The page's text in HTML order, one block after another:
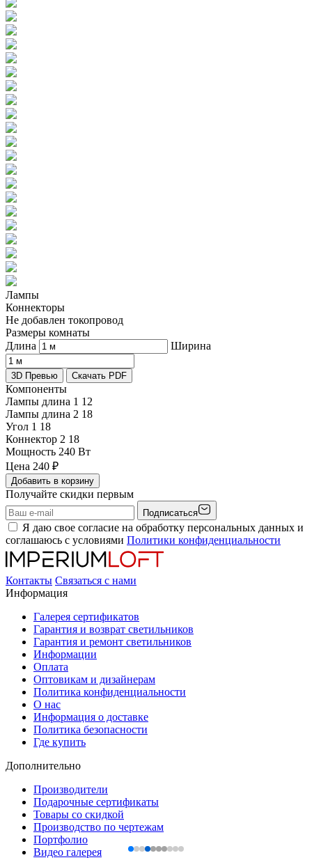
Лампы
Коннекторы
Не добавлен токопровод
Размеры комнаты
Длина
Ширина
3D Превью Скачать PDF
Компоненты
Лампы длина 1 12
Лампы длина 2 18
Угол 1 18
Коннектор 2 18
Мощность 240 Вт
Цена 240 ₽
Добавить в корзину
Получайте скидки первым
Подписаться
Я даю свое согласие на обработку персональных данных и
соглашаюсь с условиями Политики конфиденциальности
Контакты Связаться с нами
Информация
Галерея сертификатов
Гарантия и возврат светильников
Гарантия и ремонт светильников
Информации
Оплата
Оптовикам и дизайнерам
Политика конфиденциальности
О нас
Информация о доставке
Политика безопасности
Где купить
Дополнительно
Производители
Подарочные сертификаты
Товары со скидкой
Производство по чертежам
Портфолио
Видео галерея